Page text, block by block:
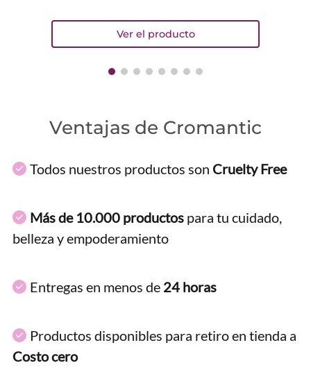
Ventajas de Cromantic
Todos nuestros productos son Cruelty Free
Más de 10.000 productos para tu cuidado,
belleza y empoderamiento
Entregas en menos de 24 horas
Productos disponibles para retiro en tienda a
Costo cero